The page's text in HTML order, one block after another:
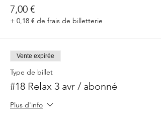
7,00 €
+ 0,18 € de frais de billetterie
Vente expirée
Type de billet
#18 Relax 3 avr / abonné
Plus d'info